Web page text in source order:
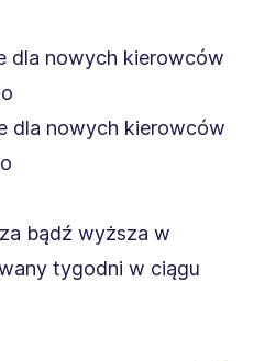
dla nowych kierowców
dla nowych kierowców
bądź wyższa w
tygodni w ciągu